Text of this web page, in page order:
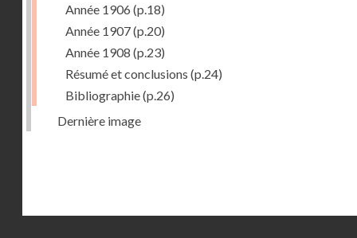
Année 1906 (p.18)
Année 1907(p.20)
Année 1908 (p.23)
Résumé et conclusions (p.24)
Bibliographie(p.26)
Dernière image